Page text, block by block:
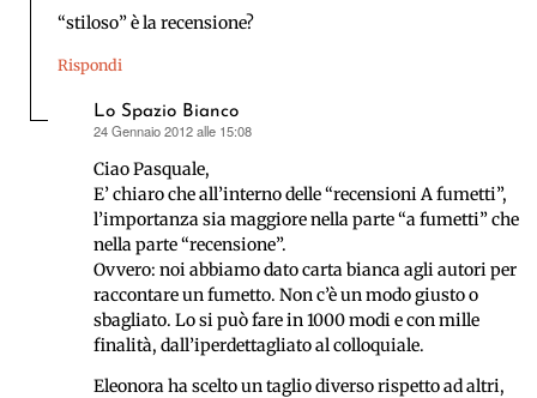
detto:
“stiloso” è la recensione?
Rispondi
Lo Spazio Bianco
ha
detto:
24 Gennaio 2012 alle 15:08
Ciao Pasquale,
E’ chiaro che all’interno delle “recensioni A fumetti”,
l’importanza sia maggiore nella parte “a fumetti” che
nella parte “recensione”.
Ovvero: noi abbiamo dato carta bianca agli autori per
raccontare un fumetto. Non c’è un modo giusto o
sbagliato. Lo si può fare in 1000 modi e con mille
finalità, dall’iperdettagliato al colloquiale.
Eleonora ha scelto un taglio diverso rispetto ad altri,